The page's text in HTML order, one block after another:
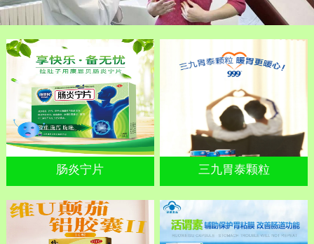
肠炎宁片 三九胃泰颗粒